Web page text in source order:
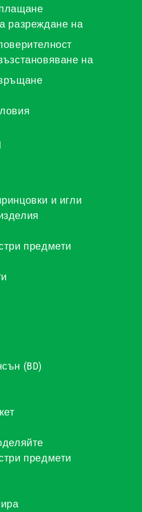
разреждане на
на
и игли
предмети
(BD)
предмети